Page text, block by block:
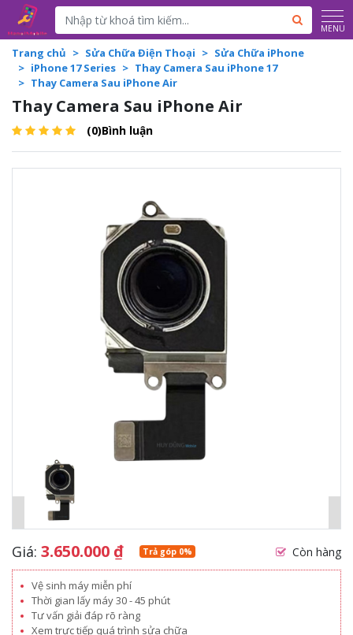
Powered by Translate MENU
Trang chủ Sửa Chữa Điện Thoại
Sửa Chữa iPhone
iPhone 17 Series
Thay Camera Sau iPhone 17
Thay Camera Sau iPhone Air
Thay Camera Sau iPhone Air
(0)Bình luận
Giá: 3.650.000 ₫ Trả góp 0% Còn hàng
Vệ sinh máy miễn phí
Thời gian lấy máy 30 - 45 phút
Tư vấn giải đáp rõ ràng
Xem trực tiếp quá trình sửa chữa